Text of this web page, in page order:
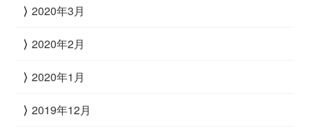
2020年3月
2020年2月
2020年1月
2019年12月